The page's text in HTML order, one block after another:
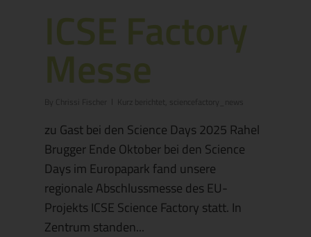
ICSE Factory
Messe
By sciencefactory_news
zu Gast bei den Science Days 2025 Rahel
Brugger Ende Oktober bei den Science
Days im Europapark fand unsere
regionale Abschlussmesse des EU-
Projekts ICSE Science Factory statt. In
Zentrum standen...